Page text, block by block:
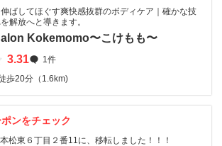
ばしてほぐす爽快感抜群のボディケア｜確かな技
解放へと導きます。
Kokemomo〜こけもも〜
3.31
1件
歩20分（1.6km)
ンをチェック
松東６丁目２番11に、移転しました！！！